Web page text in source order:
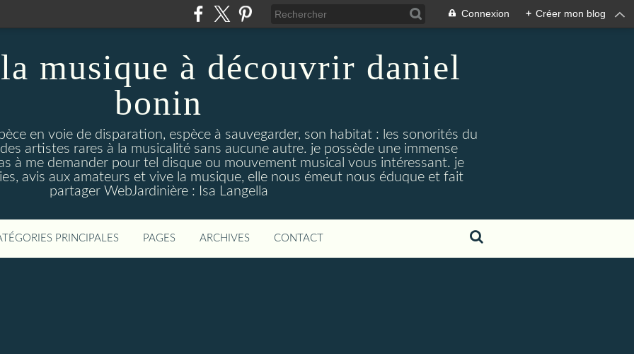
Connexion + Créer mon blog
musique à découvrir daniel
bonin
en voie de disparation, espèce à sauvegarder, son habitat : les sonorités du
artistes rares à la musicalité sans aucune autre. je possède une immense
à me demander pour tel disque ou mouvement musical vous intéressant. je
avis aux amateurs et vive la musique, elle nous émeut nous éduque et fait
partager WebJardinière : Isa Langella
PRINCIPALES PAGES ARCHIVES CONTACT